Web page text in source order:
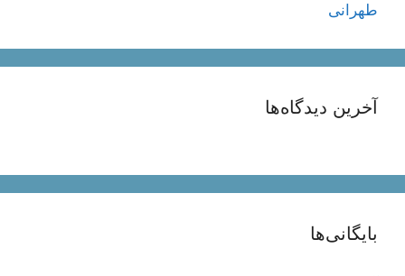
طهرانی
آخرین دیدگاه‌ها
بایگانی‌ها